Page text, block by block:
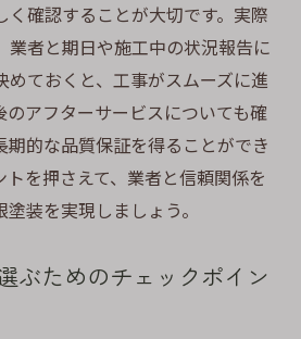
く確認することが大切です。実際
業者と期日や施工中の状況報告に
めておくと、工事がスムーズに進
のアフターサービスについても確
期的な品質保証を得ることができ
トを押さえて、業者と信頼関係を
装を実現しましょう。
ぶためのチェックポイン